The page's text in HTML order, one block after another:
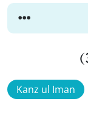
Kanz ul Iman